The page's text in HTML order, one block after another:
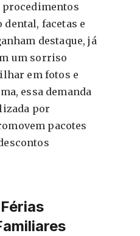
procedimentos
facetas e
destaque, já
um sorriso
em fotos e
essa demanda
por
pacotes